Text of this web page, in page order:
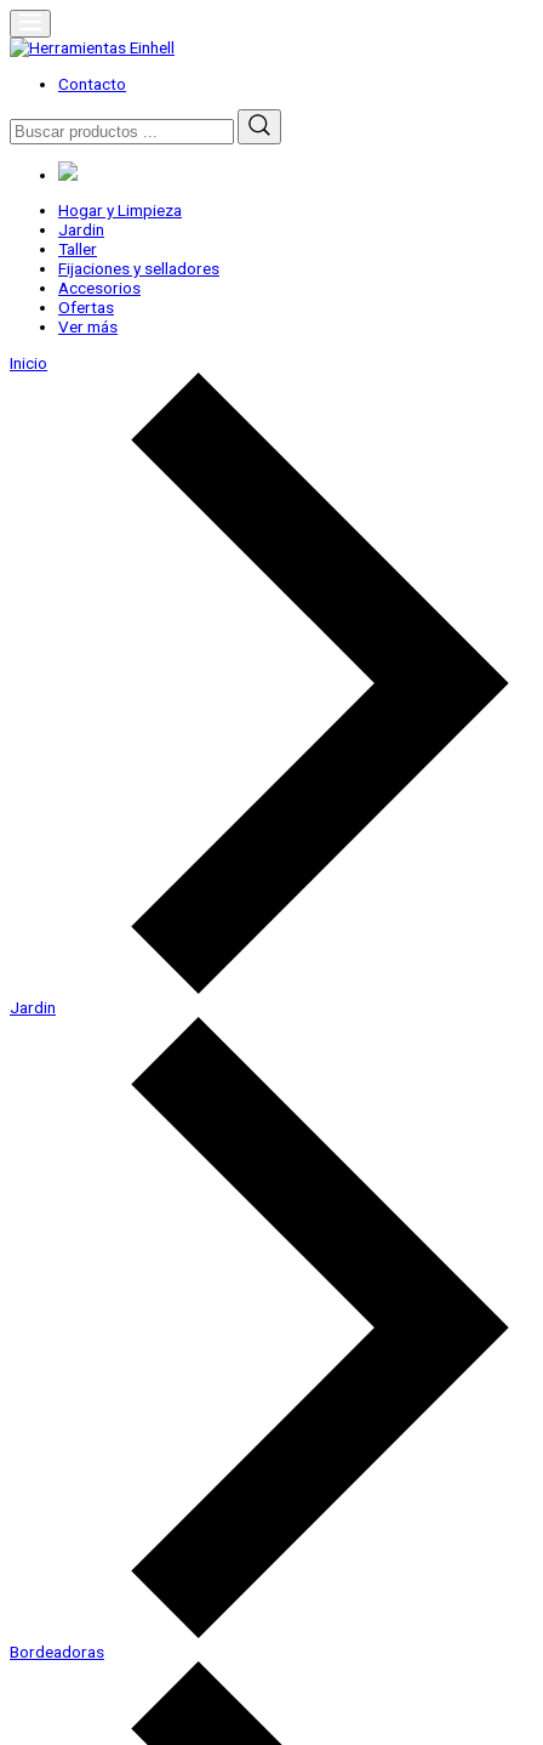
Skip
to
content
Herramientas Einhell
Distribuidor Oficial
Contacto
Buscar
por:
Hogar y Limpieza
Jardin
Taller
Fijaciones y selladores
Accesorios
Ofertas
Ver más
Inicio
Jardin
Bordeadoras